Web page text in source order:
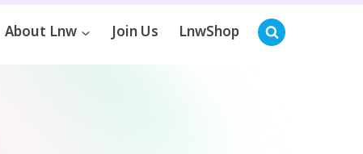
About Lnw Join Us LnwShop